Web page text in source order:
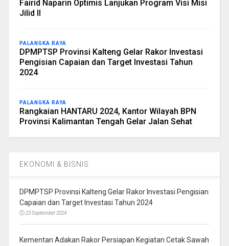
Fairid Naparin Optimis Lanjukan Program Visi Misi
Jilid II
PALANGKA RAYA
DPMPTSP Provinsi Kalteng Gelar Rakor Investasi
Pengisian Capaian dan Target Investasi Tahun
2024
PALANGKA RAYA
Rangkaian HANTARU 2024, Kantor Wilayah BPN
Provinsi Kalimantan Tengah Gelar Jalan Sehat
EKONOMI & BISNIS
DPMPTSP Provinsi Kalteng Gelar Rakor Investasi Pengisian
Capaian dan Target Investasi Tahun 2024
23 September 2024
Kementan Adakan Rakor Persiapan Kegiatan Cetak Sawah